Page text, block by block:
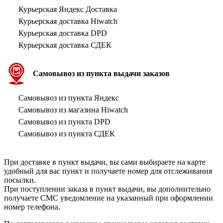
Курьерская Яндекс Доставка
Курьерская доставка Hiwatch
Курьерская доставка DPD
Курьерская доставка СДЕК
Самовывоз из пункта выдачи заказов
Самовывоз из пункта Яндекс
Самовывоз из магазина Hiwatch
Самовывоз из пункта DPD
Самовывоз из пункта СДЕК
При доставке в пункт выдачи, вы сами выбираете на карте
удобный для вас пункт и получаете номер для отслеживания
посылки.
При поступлении заказа в пункт выдачи, вы дополнительно
получаете СМС уведомление на указанный при оформлении
номер телефона.